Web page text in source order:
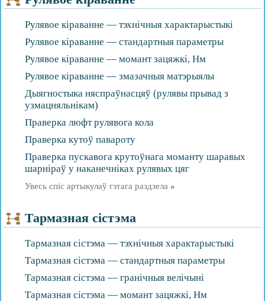
Рулявое кіраванне — тэхнічныя характарыстыкі
Рулявое кіраванне — стандартныя параметры
Рулявое кіраванне — момант зацяжкі, Нм
Рулявое кіраванне — змазачныя матэрыялы
Дыягностыка няспраўнасцяў (рулявы прывад з
узмацняльнікам)
Праверка люфт рулявога кола
Праверка кутоў павароту
Праверка пускавога крутоўнага моманту шаравых
шарніраў у наканечніках рулявых цяг
Увесь спіс артыкулаў гэтага раздзела »
Тармазная сістэма
Тармазная сістэма — тэхнічныя характарыстыкі
Тармазная сістэма — стандартныя параметры
Тармазная сістэма — гранічныя велічыні
Тармазная сістэма — момант зацяжкі, Нм